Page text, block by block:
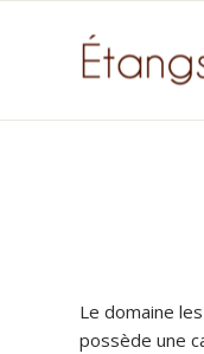
Le domaine
possède une